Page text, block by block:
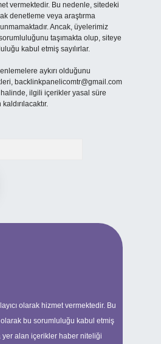
vermektedir. Bu nedenle, sitedeki
denetleme veya araştırma
Ancak, üyelerimiz
taşımakta olup, siteye
kabul etmiş sayılırlar.
aykırı olduğunu
backlinkpanelicomtr@gmail.com
ilgili içerikler yasal süre
olarak hizmet vermektedir. Bu
bu sorumluluğu kabul etmiş
yer alan içerikler haber niteliği